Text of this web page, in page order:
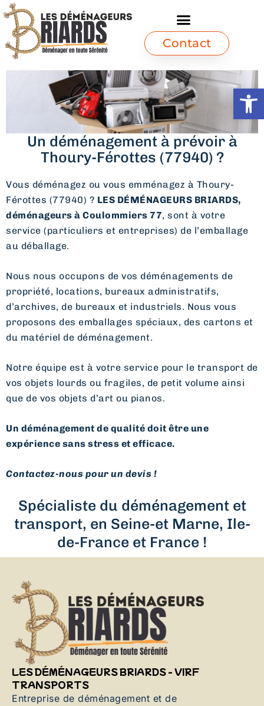
Ouvrir
Contact
Un déménagement à prévoir à
Thoury-Férottes (77940) ?
Vous déménagez ou vous emménagez à Thoury-
Férottes (77940) ? LES DÉMÉNAGEURS BRIARDS,
déménageurs à Coulommiers 77, sont à votre
service (particuliers et entreprises) de l’emballage
au déballage.
Nous nous occupons de vos déménagements de
propriété, locations, bureaux administratifs,
d’archives, de bureaux et industriels. Nous vous
proposons des emballages spéciaux, des cartons et
du matériel de déménagement.
Notre équipe est à votre service pour le transport de
vos objets lourds ou fragiles, de petit volume ainsi
que de vos objets d’art ou pianos.
Un déménagement de qualité doit être une
expérience sans stress et efficace.
Contactez-nous pour un devis !
Spécialiste du déménagement et
transport, en Seine-et Marne, Ile-
de-France et France !
LES DÉMÉNAGEURS BRIARDS - VIRF
TRANSPORTS
Entreprise de déménagement et de